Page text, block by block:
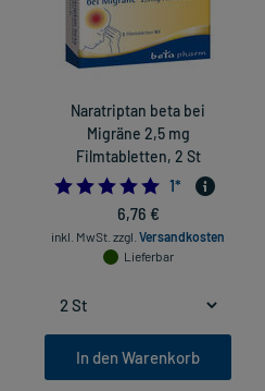
Naratriptan beta bei
Migräne 2,5 mg
Filmtabletten, 2 St
5.0
1*
6,76 €
inkl. MwSt. zzgl. Versandkosten
Lieferbar
In den Warenkorb